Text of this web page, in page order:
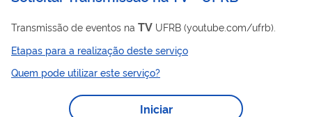
Transmissão de eventos na TV UFRB (youtube.com/ufrb).
Etapas para a realização deste serviço
Quem pode utilizar este serviço?
Iniciar